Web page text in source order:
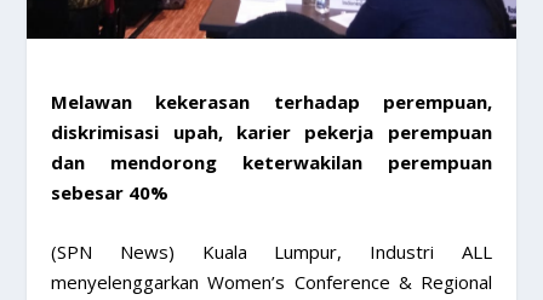
Melawan kekerasan terhadap perempuan,
diskrimisasi upah, karier pekerja perempuan
dan mendorong keterwakilan perempuan
sebesar 40%
(SPN News) Kuala Lumpur, Industri ALL
menyelenggarkan Women’s Conference & Regional